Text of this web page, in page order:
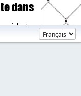
dans
violents.